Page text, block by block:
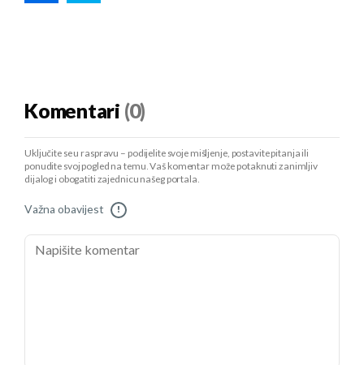
Komentari (0)
Uključite se u raspravu – podijelite svoje mišljenje, postavite pitanja ili
ponudite svoj pogled na temu. Vaš komentar može potaknuti zanimljiv
dijalog i obogatiti zajednicu našeg portala.
Važna obavijest !